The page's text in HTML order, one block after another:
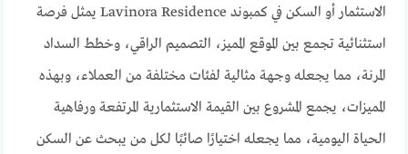
الاستثمار أو السكن في كمبوند Lavinora Residence يمثل فرصة
استثنائية تجمع بين الموقع المميز، التصميم الراقي، وخطط السداد
المرنة، مما يجعله وجهة مثالية لفئات مختلفة من العملاء، وبهذه
المميزات، يجمع المشروع بين القيمة الاستثمارية المرتفعة ورفاهية
الحياة اليومية، مما يجعله اختيارًا صائبًا لكل من يبحث عن السكن